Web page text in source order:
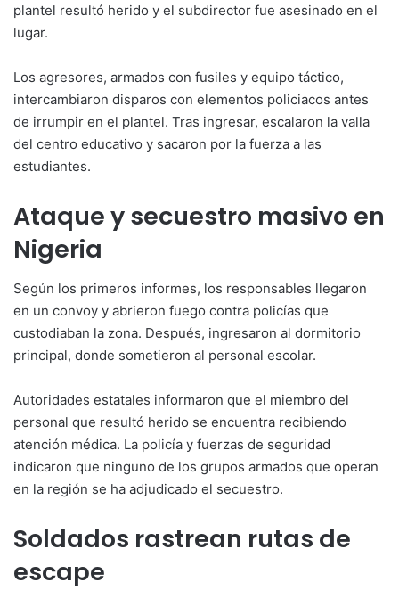
plantel resultó herido y el subdirector fue asesinado en el
lugar.
Los agresores, armados con fusiles y equipo táctico,
intercambiaron disparos con elementos policiacos antes
de irrumpir en el plantel. Tras ingresar, escalaron la valla
del centro educativo y sacaron por la fuerza a las
estudiantes.
Ataque y secuestro masivo en
Nigeria
Según los primeros informes, los responsables llegaron
en un convoy y abrieron fuego contra policías que
custodiaban la zona. Después, ingresaron al dormitorio
principal, donde sometieron al personal escolar.
Autoridades estatales informaron que el miembro del
personal que resultó herido se encuentra recibiendo
atención médica. La policía y fuerzas de seguridad
indicaron que ninguno de los grupos armados que operan
en la región se ha adjudicado el secuestro.
Soldados rastrean rutas de
escape